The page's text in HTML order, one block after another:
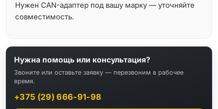
Нужен CAN-адаптер под вашу марку — уточняйте
совместимость.
Нужна помощь или консультация?
Звоните или оставьте заявку — перезвоним в рабочее
время.
+375 (29) 666-91-98